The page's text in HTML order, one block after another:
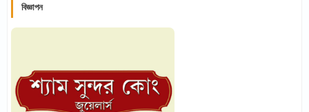
বিজ্ঞাপন